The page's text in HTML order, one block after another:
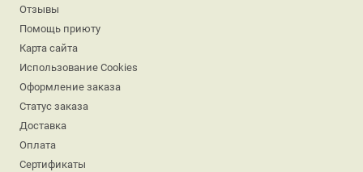
Отзывы
Помощь приюту
Карта сайта
Использование Cookies
Оформление заказа
Статус заказа
Доставка
Оплата
Сертификаты